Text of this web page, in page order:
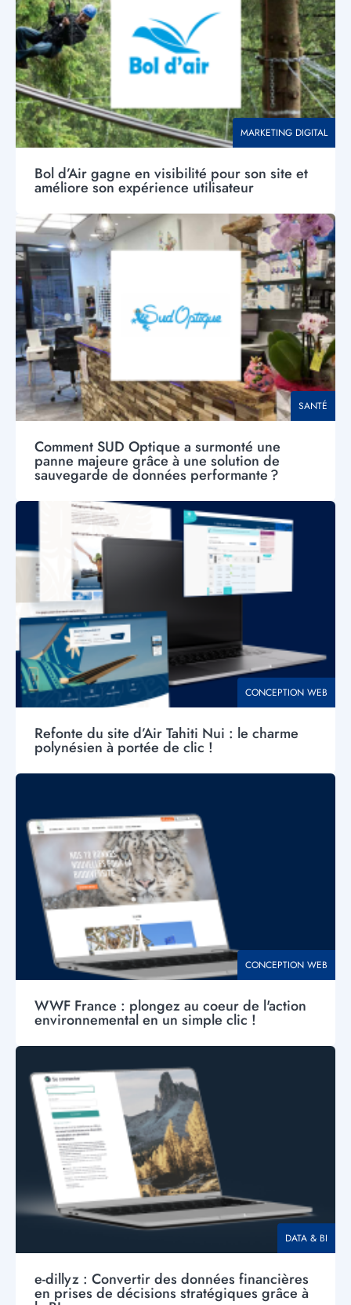
THÉMATIQUE
MARKETING DIGITAL
Bol d’Air gagne en visibilité pour son site et
améliore son expérience utilisateur
Visuel
principal
SANTÉ
Comment SUD Optique a surmonté une
panne majeure grâce à une solution de
sauvegarde de données performante ?
Visuel
THÉMATIQUE
CONCEPTION WEB
Refonte du site d’Air Tahiti Nui : le charme
polynésien à portée de clic !
Visuel
THÉMATIQUE
CONCEPTION WEB
WWF France : plongez au coeur de l'action
environnemental en un simple clic !
Visuel
THÉMATIQUE
DATA & BI
e-dillyz : Convertir des données financières
en prises de décisions stratégiques grâce à